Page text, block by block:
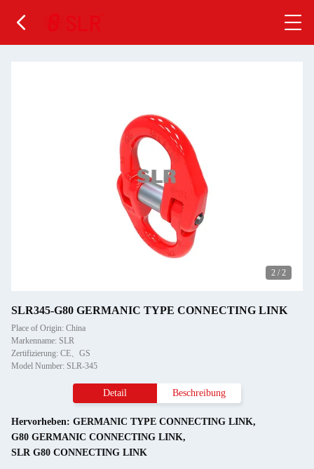
2 / 2
SLR345-G80 GERMANIC TYPE CONNECTING LINK
Place of Origin: China
Markenname: SLR
Zertifizierung: CE、GS
Model Number: SLR-345
Detail Beschreibung
Hervorheben: GERMANIC TYPE CONNECTING LINK,
G80 GERMANIC CONNECTING LINK,
SLR G80 CONNECTING LINK